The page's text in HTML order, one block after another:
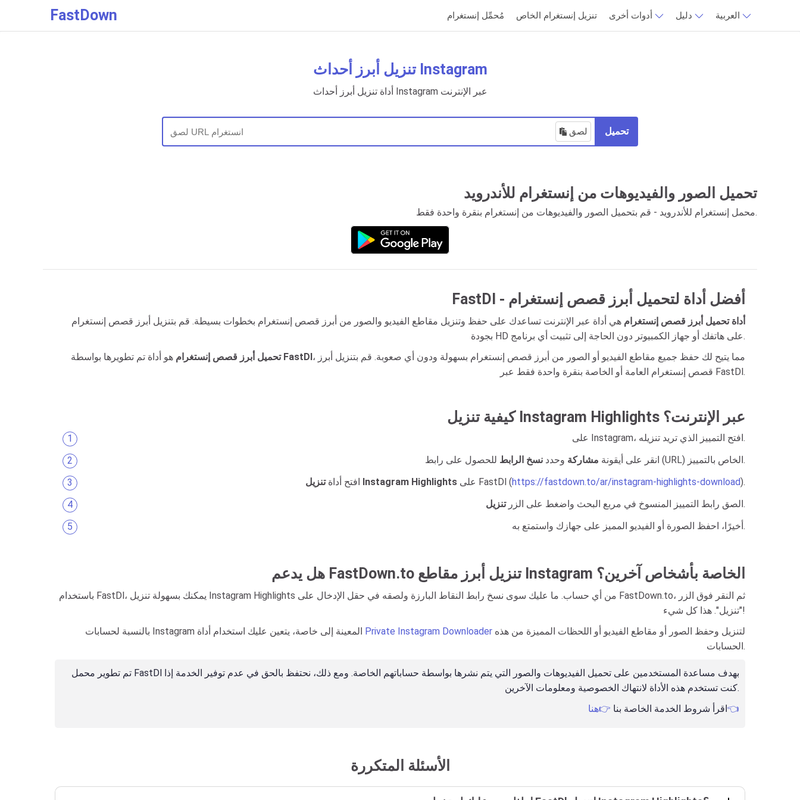
FastDown مُحمِّل إنستغرام تنزيل إنستغرام الخاص
تنزيل أبرز أحداث Instagram
أداة تنزيل أبرز أحداث Instagram عبر الإنترنت
لصق تحميل
تحميل الصور والفيديوهات من إنستغرام للأندرويد
محمل إنستغرام للأندرويد - قم بتحميل الصور والفيديوهات من إنستغرام بنقرة واحدة فقط.
FastDl - أفضل أداة لتحميل أبرز قصص إنستغرام
أداة تحميل أبرز قصص إنستغرام هي أداة عبر الإنترنت تساعدك على حفظ وتنزيل مقاطع الفيديو والصور من أبرز قصص إنستغرام بخطوات بسيطة. قم بتنزيل أبرز قصص إنستغرام
بجودة HD على هاتفك أو جهاز الكمبيوتر دون الحاجة إلى تثبيت أي برنامج.
تحميل أبرز قصص إنستغرامهو أداة تم تطويرها بواسطة FastDl، مما يتيح لك حفظ جميع مقاطع الفيديو أو الصور من أبرز قصص إنستغرام بسهولة ودون أي صعوبة. قم بتنزيل أبرز
قصص إنستغرام العامة أو الخاصة بنقرة واحدة فقط عبر FastDl.
كيفية تنزيل Instagram Highlights عبر الإنترنت؟
على Instagram، افتح التمييز الذي تريد تنزيله.
انقر على أيقونة مشاركة وحدد نسخ الرابط
للحصول على رابط (URL) الخاص بالتمييز.
افتح أداة تنزيل Instagram Highlights على FastDl (https://fastdown.to/ar/instagram-highlights-download).
الصق رابط التمييز المنسوخ في مربع البحث واضغط على الزرتنزيل
.
أخيرًا، احفظ الصورة أو الفيديو المميز على جهازك واستمتع به.
هل يدعم FastDown.to تنزيل أبرز مقاطع Instagram الخاصة بأشخاص آخرين؟
باستخدام FastDl، يمكنك بسهولة تنزيل Instagram Highlights من أي حساب. ما عليك سوى نسخ رابط النقاط البارزة ولصقه في حقل الإدخال على FastDown.to، ثم النقر فوق الزر
"تنزيل". هذا كل شيء!
Private Instagram Downloader
الحسابات.
تم تطوير محمل FastDl بهدف مساعدة المستخدمين على تحميل الفيديوهات والصور التي يتم نشرها بواسطة حساباتهم الخاصة. ومع ذلك، نحتفظ بالحق في عدم توفير الخدمة إذا
كنت تستخدم هذه الأداة لانتهاك الخصوصية ومعلومات الآخرين.
اقرأ شروط الخدمة الخاصة بنا👉هنا👈
الأسئلة المتكررة